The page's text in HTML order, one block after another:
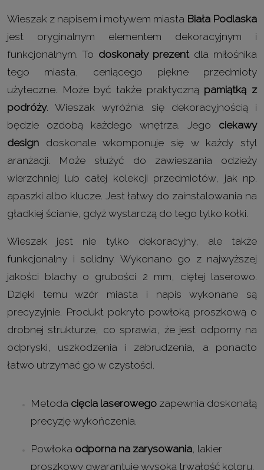
Wieszak z napisem i motywem miasta Biała Podlaska
jest oryginalnym elementem dekoracyjnym i
funkcjonalnym. To doskonały prezentdla miłośnika
tego miasta, ceniącego piękne przedmioty
użyteczne. Może być także praktyczną pamiątką z
podróży. Wieszak wyróżnia się dekoracyjnością i
będzie ozdobą każdego wnętrza. Jego ciekawy
design doskonale wkomponuje się w każdy styl
aranżacji. Może służyć do zawieszania odzieży
wierzchniej lub całej kolekcji przedmiotów, jak np.
apaszki albo klucze. Jest łatwy do zainstalowania na
gładkiej ścianie, gdyż wystarczą do tego tylko kołki.
Wieszak jest nie tylko dekoracyjny, ale także
funkcjonalny i solidny. Wykonano go z najwyższej
jakości blachy o grubości 2 mm, ciętej laserowo.
Dzięki temu wzór miasta i napis wykonane są
precyzyjnie. Produkt pokryto powłoką proszkową o
drobnej strukturze, co sprawia, że jest odporny na
odpryski, uszkodzenia i zabrudzenia, a ponadto
łatwo utrzymać go w czystości.
Metoda cięcia laserowego zapewnia doskonałą
precyzję wykończenia.
Powłoka odporna na zarysowania , lakier
proszkowy gwarantuje wysoką trwałość koloru.